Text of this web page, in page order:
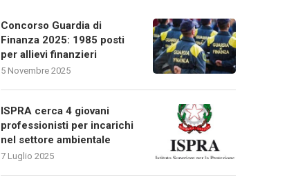
Concorso Guardia di
Finanza 2025: 1985 posti
per allievi finanzieri
5 Novembre 2025
ISPRA cerca 4 giovani
professionisti per incarichi
nel settore ambientale
7 Luglio 2025